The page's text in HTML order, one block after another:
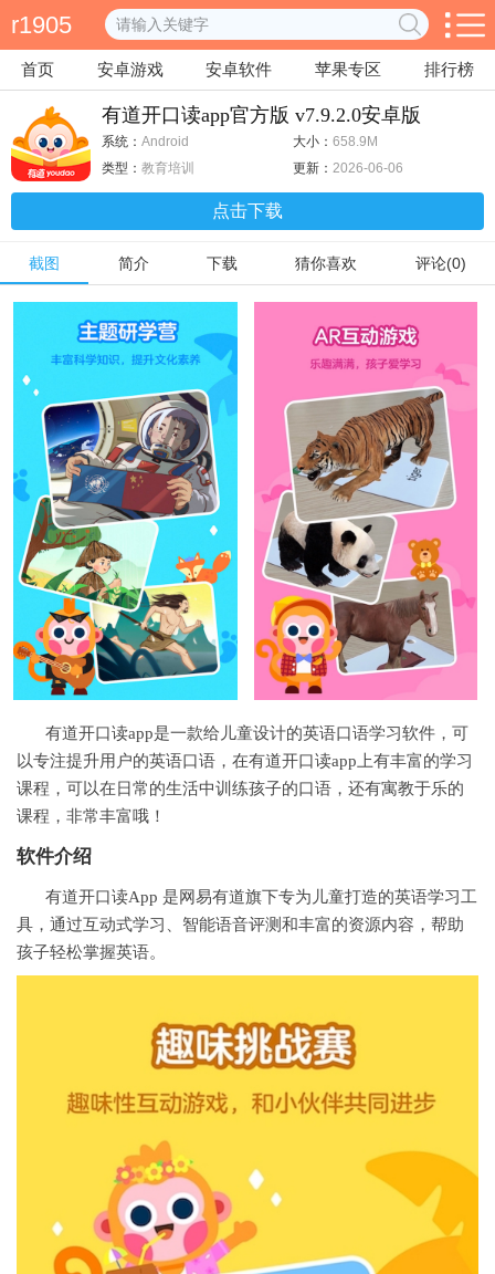
r1905
首页 安卓游戏 安卓软件 苹果专区 排行榜
有道开口读app官方版 v7.9.2.0安卓版
系统： Android 大小： 658.9M
类型： 教育培训 更新： 2026-06-06
点击下载
截图 简介 下载 猜你喜欢 评论(0)
有道开口读app是一款给儿童设计的英语口语学习软件，可
以专注提升用户的英语口语，在有道开口读app上有丰富的学习
课程，可以在日常的生活中训练孩子的口语，还有寓教于乐的
课程，非常丰富哦！
软件介绍
有道开口读App 是网易有道旗下专为儿童打造的英语学习工
具，通过互动式学习、智能语音评测和丰富的资源内容，帮助
孩子轻松掌握英语。